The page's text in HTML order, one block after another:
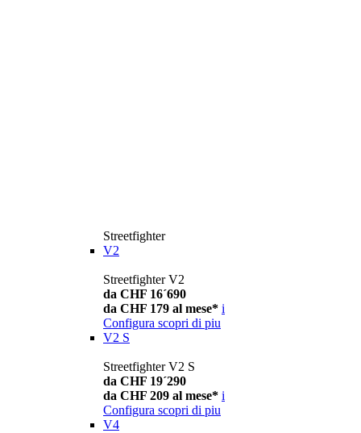
Streetfighter
V2
Streetfighter V2
da CHF 16´690
da CHF 179 al mese* i
Configura scopri di piu
V2 S
Streetfighter V2 S
da CHF 19´290
da CHF 209 al mese* i
Configura scopri di piu
V4